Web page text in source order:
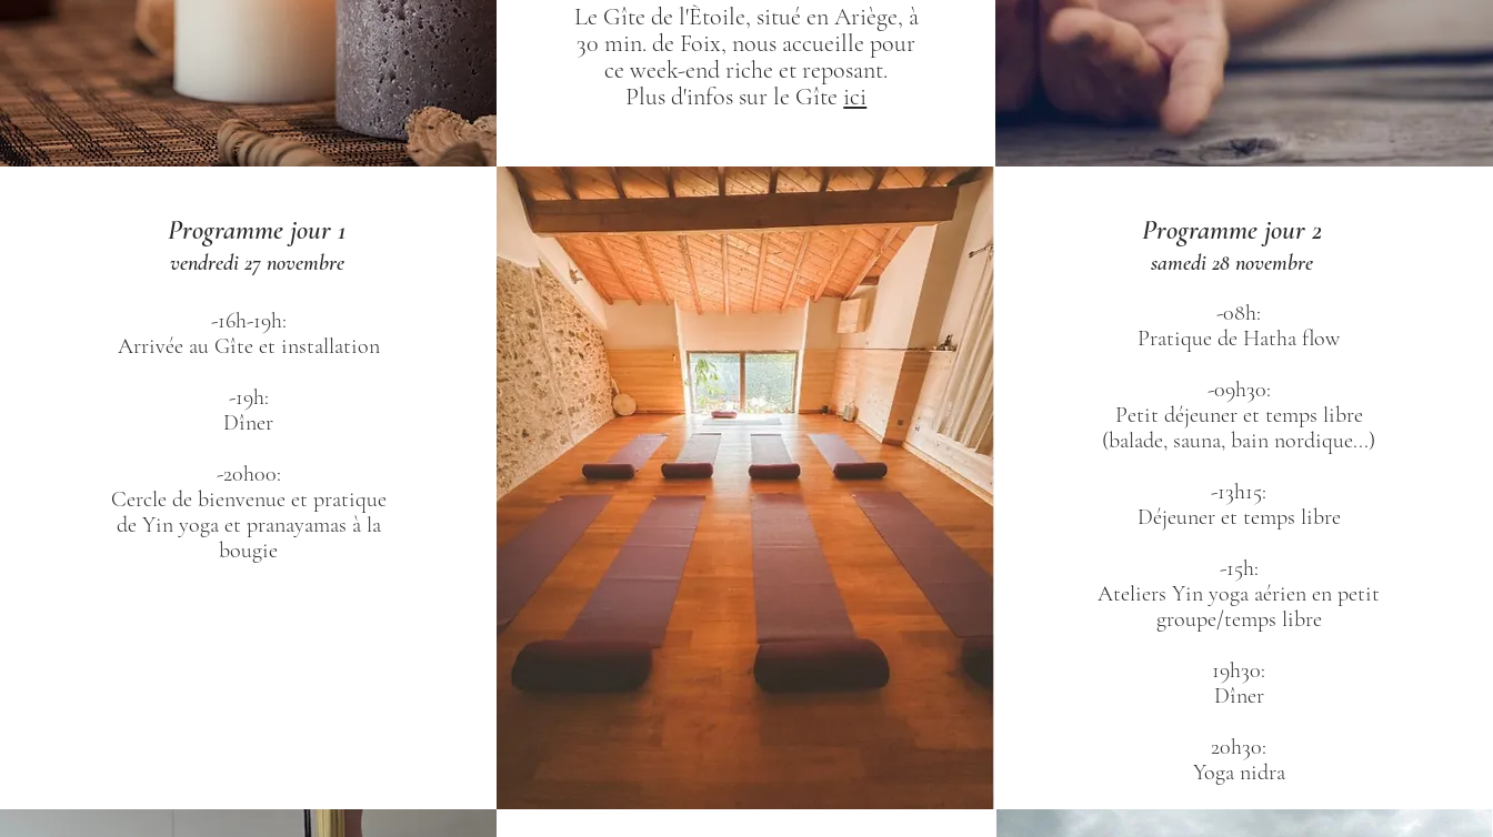
Le Gîte de l'Ètoile, situé en Ariège, à
30 min. de Foix, nous accueille pour
ce week-end riche et reposant.
Plus d'infos sur le Gîte ici
Programme jour 1
vendredi 27 novembre
-16h-19h:
Arrivée au Gîte et installation
-19h:
Dîner
-20h00:
Cercle de bienvenue et pratique
de Yin yoga et pranayamas à la
bougie
Programme jour 2
samedi 28 novembre
-08h:
Pratique de Hatha flow
-09h30:
Petit déjeuner et temps libre
(balade, sauna, bain nordique...)
-13h15:
Déjeuner et temps libre
-15h:
Ateliers Yin yoga aérien en petit
groupe/temps libre
19h30:
Dîner
20h30:
Yoga nidra